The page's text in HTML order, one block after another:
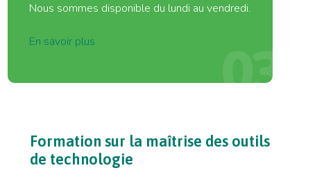
03
Nous sommes disponible du lundi au vendredi.
En savoir plus
Formation sur la maîtrise des outils
de technologie